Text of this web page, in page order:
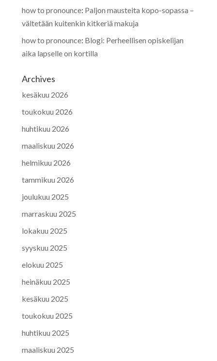
how to pronounce: Paljon mausteita kopo-sopassa –
vältetään kuitenkin kitkeriä makuja
how to pronounce: Blogi: Perheellisen opiskelijan
aika lapselle on kortilla
Archives
kesäkuu 2026
toukokuu 2026
huhtikuu 2026
maaliskuu 2026
helmikuu 2026
tammikuu 2026
joulukuu 2025
marraskuu 2025
lokakuu 2025
syyskuu 2025
elokuu 2025
heinäkuu 2025
kesäkuu 2025
toukokuu 2025
huhtikuu 2025
maaliskuu 2025